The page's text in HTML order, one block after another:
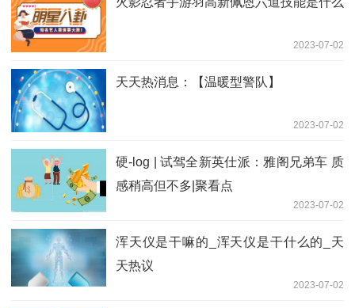
2023-07-02
天天热消息：【温暖型警队】
2023-07-02
硬-log | 试驾全新英仕派：雅阁兄弟车 质
感稍高但不多|聚看点
2023-07-02
浑天仪是干嘛的_浑天仪是干什么的_天
天热议
2023-07-02